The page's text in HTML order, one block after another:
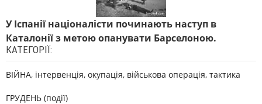
У Іспанії націоналісти починають наступ в
Каталонії з метою опанувати Барселоною.
КАТЕГОРІЇ:
ВІЙНА, інтервенція, окупація, військова операція, тактика
ГРУДЕНЬ (події)